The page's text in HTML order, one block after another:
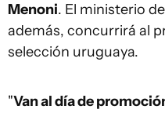
Menoni. El ministerio
además, concurrirá al
selección uruguaya.
"Van al día de